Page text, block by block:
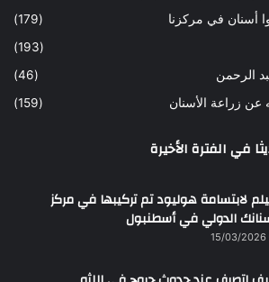
أسنان في مركزنا
(179)
(193)
الرحمن
(46)
زراعة الأسنان
(159)
في الفترة الأخيرة
لابتسامة هوليود تم تركيبها في مركز
الدولي في أسطنبول
15/03/2026